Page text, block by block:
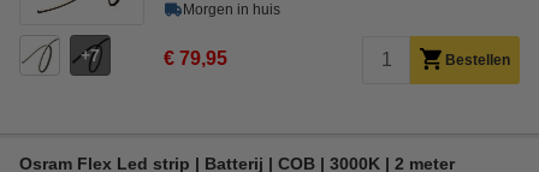
7
Morgen in huis
€ 79,95 Bestellen
Osram Flex Led strip | Batterij | COB | 3000K | 2 meter